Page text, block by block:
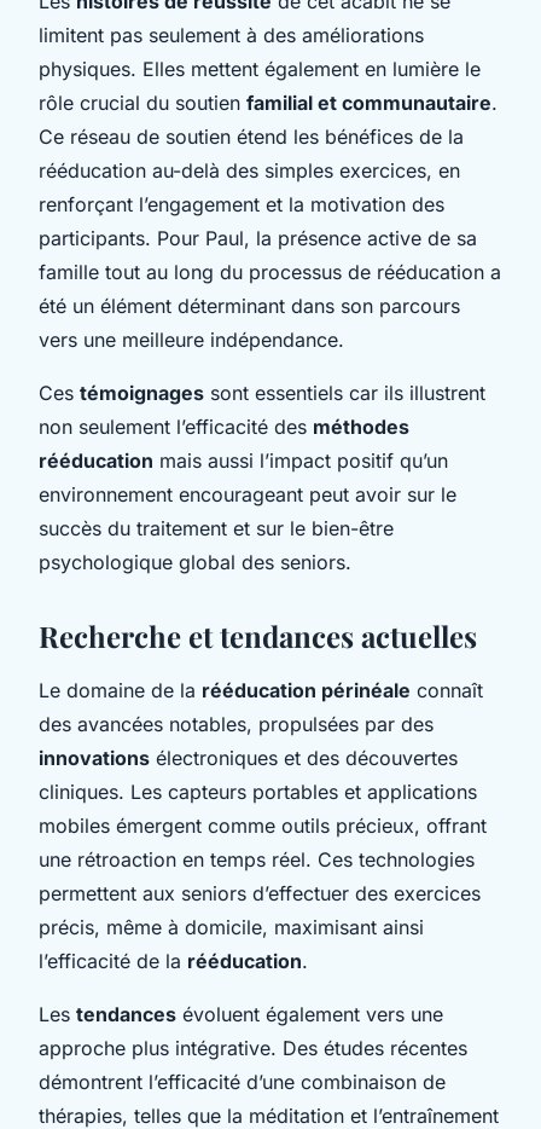
limitent pas seulement à des améliorations
physiques. Elles mettent également en lumière le
rôle crucial du soutien familial et communautaire.
Ce réseau de soutien étend les bénéfices de la
rééducation au-delà des simples exercices, en
renforçant l’engagement et la motivation des
participants. Pour Paul, la présence active de sa
famille tout au long du processus de rééducation a
été un élément déterminant dans son parcours
vers une meilleure indépendance.
Ces témoignages sont essentiels car ils illustrent
non seulement l’efficacité des méthodes
rééducation mais aussi l’impact positif qu’un
environnement encourageant peut avoir sur le
succès du traitement et sur le bien-être
psychologique global des seniors.
Recherche et tendances actuelles
Le domaine de la rééducation périnéale connaît
des avancées notables, propulsées par des
innovations électroniques et des découvertes
cliniques. Les capteurs portables et applications
mobiles émergent comme outils précieux, offrant
une rétroaction en temps réel. Ces technologies
permettent aux seniors d’effectuer des exercices
précis, même à domicile, maximisant ainsi
l’efficacité de la rééducation.
Les tendances évoluent également vers une
approche plus intégrative. Des études récentes
démontrent l’efficacité d’une combinaison de
thérapies, telles que la méditation et l’entraînement